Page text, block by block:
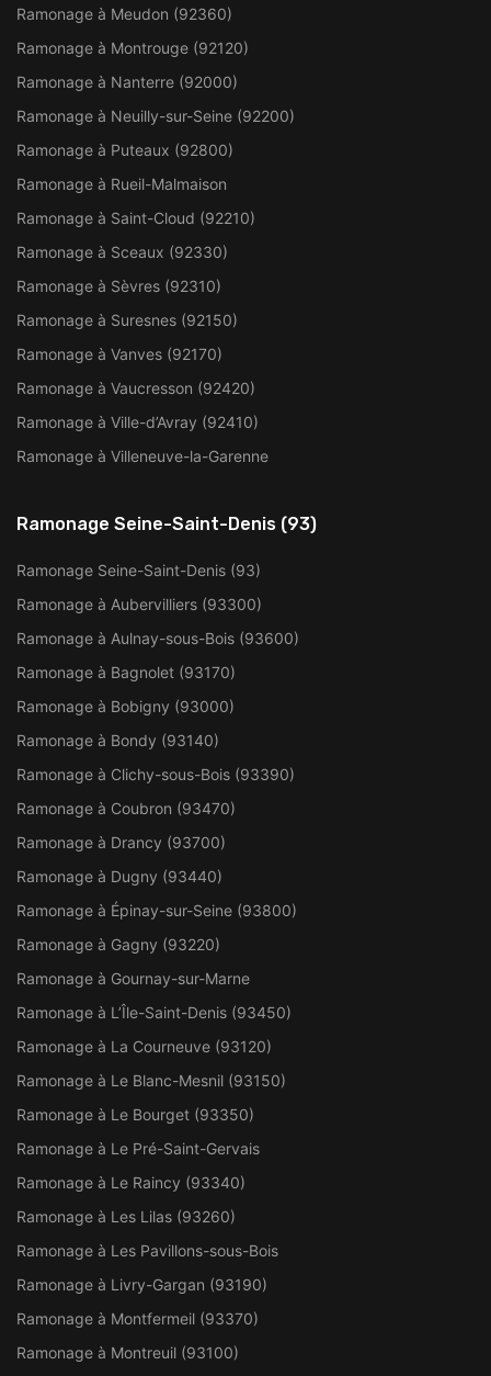
Ramonage à Meudon (92360)
Ramonage à Montrouge (92120)
Ramonage à Nanterre (92000)
Ramonage à Neuilly-sur-Seine (92200)
Ramonage à Puteaux (92800)
Ramonage à Rueil-Malmaison
Ramonage à Saint-Cloud (92210)
Ramonage à Sceaux (92330)
Ramonage à Sèvres (92310)
Ramonage à Suresnes (92150)
Ramonage à Vanves (92170)
Ramonage à Vaucresson (92420)
Ramonage à Ville-d’Avray (92410)
Ramonage à Villeneuve-la-Garenne
Ramonage Seine-Saint-Denis (93)
Ramonage Seine-Saint-Denis (93)
Ramonage à Aubervilliers (93300)
Ramonage à Aulnay-sous-Bois (93600)
Ramonage à Bagnolet (93170)
Ramonage à Bobigny (93000)
Ramonage à Bondy (93140)
Ramonage à Clichy-sous-Bois (93390)
Ramonage à Coubron (93470)
Ramonage à Drancy (93700)
Ramonage à Dugny (93440)
Ramonage à Épinay-sur-Seine (93800)
Ramonage à Gagny (93220)
Ramonage à Gournay-sur-Marne
Ramonage à L’Île-Saint-Denis (93450)
Ramonage à La Courneuve (93120)
Ramonage à Le Blanc-Mesnil (93150)
Ramonage à Le Bourget (93350)
Ramonage à Le Pré-Saint-Gervais
Ramonage à Le Raincy (93340)
Ramonage à Les Lilas (93260)
Ramonage à Les Pavillons-sous-Bois
Ramonage à Livry-Gargan (93190)
Ramonage à Montfermeil (93370)
Ramonage à Montreuil (93100)